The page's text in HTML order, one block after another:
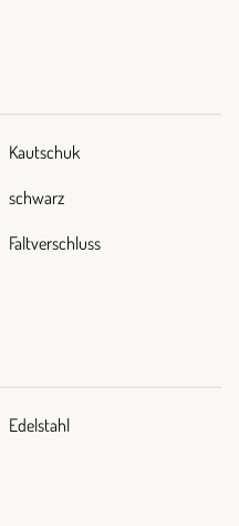
Kautschuk
schwarz
Faltverschluss
Edelstahl